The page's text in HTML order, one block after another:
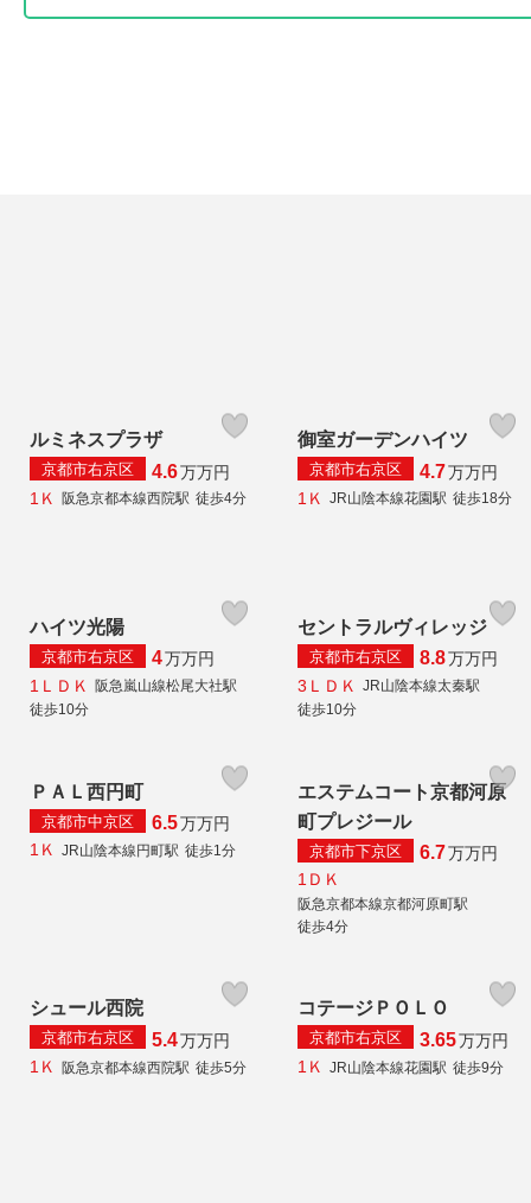
ルミネスプラザ
京都市右京区 4.6万万円
1Ｋ
阪急京都本線西院駅 徒歩4分
御室ガーデンハイツ
京都市右京区 4.7万万円
1Ｋ
JR山陰本線花園駅 徒歩18分
ハイツ光陽
京都市右京区 4万万円
1ＬＤＫ
阪急嵐山線松尾大社駅
徒歩10分
セントラルヴィレッジ
京都市右京区 8.8万万円
3ＬＤＫ
JR山陰本線太秦駅
徒歩10分
ＰＡＬ西円町
京都市中京区 6.5万万円
1Ｋ JR山陰本線円町駅 徒歩1分
エステムコート京都河原
町プレジール
京都市下京区 6.7万万円
1ＤＫ
阪急京都本線京都河原町駅
徒歩4分
シュール西院
京都市右京区 5.4万万円
1Ｋ
阪急京都本線西院駅 徒歩5分
コテージＰＯＬＯ
京都市右京区 3.65万万円
1Ｋ
JR山陰本線花園駅 徒歩9分